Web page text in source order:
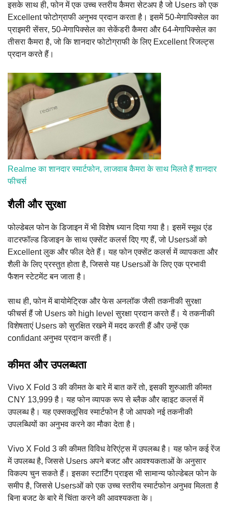
इसके साथ ही, फोन में एक उच्च स्तरीय कैमरा सेटअप है जो Users को एक
Excellent फोटोग्राफी अनुभव प्रदान करता है। इसमें 50-मेगापिक्सेल का
प्राइमरी सेंसर, 50-मेगापिक्सेल का सेकेंडरी कैमरा और 64-मेगापिक्सेल का
तीसरा कैमरा है, जो कि शानदार फोटोग्राफी के लिए Excellent रिजल्ट्स
प्रदान करते हैं।
Realme का शानदार स्मार्टफोन, लाजवाब कैमरा के साथ मिलते हैं शानदार
फीचर्स
शैली और सुरक्षा
फोल्डेबल फोन के डिजाइन में भी विशेष ध्यान दिया गया है। इसमें स्मूथ एंड
वाटरफॉल्ड डिजाइन के साथ एक्सेंट कलर्स दिए गए हैं, जो Usersओं को
Excellent लुक और फील देते हैं। यह फोन एक्सेंट कलर्स में व्यापकता और
शैली के लिए प्रस्तुत होता है, जिससे यह Usersओं के लिए एक प्रभावी
फैशन स्टेटमेंट बन जाता है।
साथ ही, फोन में बायोमेट्रिक और फेस अनलॉक जैसी तकनीकी सुरक्षा
फीचर्स हैं जो Users को high level सुरक्षा प्रदान करते हैं। ये तकनीकी
विशेषताएं Users को सुरक्षित रखने में मदद करती हैं और उन्हें एक
confidant अनुभव प्रदान करती हैं।
कीमत और उपलब्धता
Vivo X Fold 3 की कीमत के बारे में बात करें तो, इसकी शुरुआती कीमत
CNY 13,999 है। यह फोन व्यापक रूप से ब्लैक और व्हाइट कलर्स में
उपलब्ध है। यह एक्सक्लूसिव स्मार्टफोन है जो आपको नई तकनीकी
उपलब्धियों का अनुभव करने का मौका देता है।
Vivo X Fold 3 की कीमत विविध वेरिएंट्स में उपलब्ध है। यह फोन कई रेंज
में उपलब्ध है, जिससे Users अपने बजट और आवश्यकताओं के अनुसार
विकल्प चुन सकते हैं। इसका स्टार्टिंग प्राइस भी सामान्य फोल्डेबल फोन के
समीप है, जिससे Usersओं को एक उच्च स्तरीय स्मार्टफोन अनुभव मिलता है
बिना बजट के बारे में चिंता करने की आवश्यकता के।